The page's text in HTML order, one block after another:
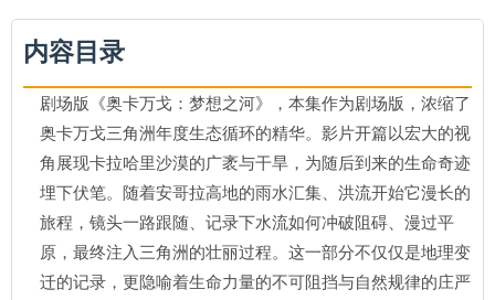
内容目录
剧场版《奥卡万戈：梦想之河》，本集作为剧场版，浓缩了
奥卡万戈三角洲年度生态循环的精华。影片开篇以宏大的视
角展现卡拉哈里沙漠的广袤与干旱，为随后到来的生命奇迹
埋下伏笔。随着安哥拉高地的雨水汇集、洪流开始它漫长的
旅程，镜头一路跟随、记录下水流如何冲破阻碍、漫过平
原，最终注入三角洲的壮丽过程。这一部分不仅仅是地理变
迁的记录，更隐喻着生命力量的不可阻挡与自然规律的庄严